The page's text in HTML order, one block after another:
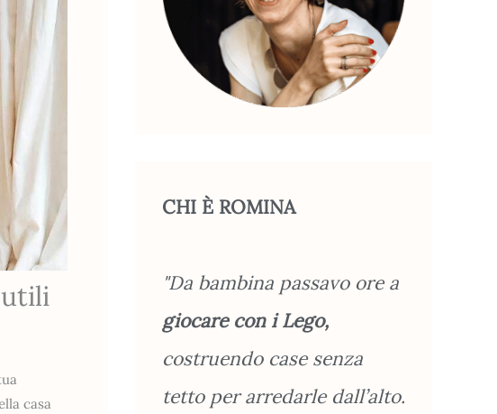
utili
casa
CHI È ROMINA
"Da bambina passavo ore a
giocare con i Lego,
costruendo case senza
tetto per arredarle dall’alto.